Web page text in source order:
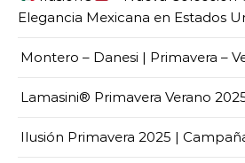
Elegancia Mexicana en Estados
Montero – Danesi | Primavera –
Lamasini® Primavera Verano
Ilusión Primavera 2025 |